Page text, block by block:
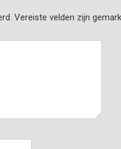
Vereiste velden zijn